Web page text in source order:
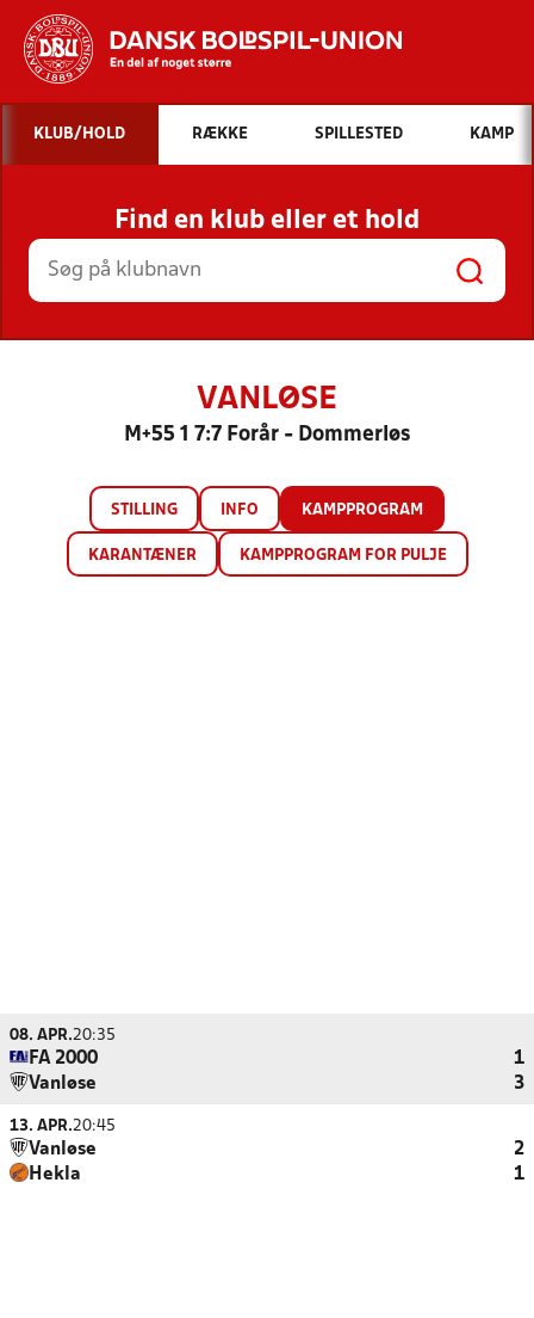
Hvad vil du søge efter?
INDHOLD OG NYHEDER
STILLINGER, RESULTATER, KLUBBER OG
HOLD
KLUB/HOLD RÆKKE SPILLESTED KAMP
Find en klub eller et hold
VANLØSE
M+55 1 7:7 Forår - Dommerløs
STILLING INFO KAMPPROGRAM
KARANTÆNER KAMPPROGRAM FOR PULJE
08. APR.20:35
FA 2000
1
Vanløse
3
13. APR.20:45
Vanløse
2
Hekla
1